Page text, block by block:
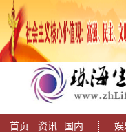
首页 资讯
国内
娱